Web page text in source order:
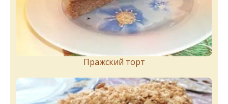
Пражский торт